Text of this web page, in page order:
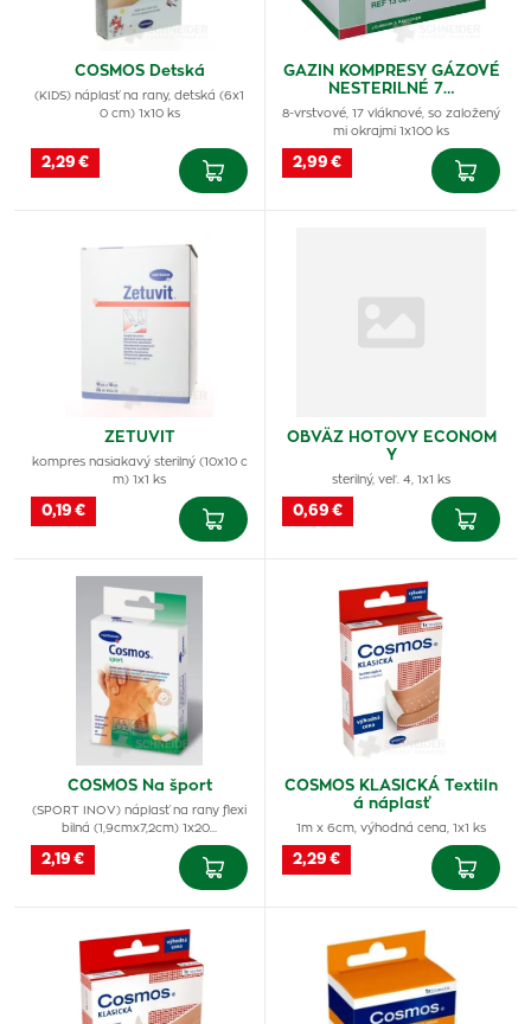
COSMOS Detská
(KIDS) náplasť na rany, detská (6x1
0 cm) 1x10 ks
2,29 €
GAZIN KOMPRESY GÁZOVÉ
NESTERILNÉ 7…
8-vrstvové, 17 vláknové, so založený
mi okrajmi 1x100 ks
2,99 €
ZETUVIT
kompres nasiakavý sterilný (10x10 c
m) 1x1 ks
0,19 €
OBVÄZ HOTOVY ECONOM
Y
sterilný, veľ. 4, 1x1 ks
0,69 €
COSMOS Na šport
(SPORT INOV) náplasť na rany flexi
bilná (1,9cmx7,2cm) 1x20…
2,19 €
COSMOS KLASICKÁ Textiln
á náplasť
1m x 6cm, výhodná cena, 1x1 ks
2,29 €